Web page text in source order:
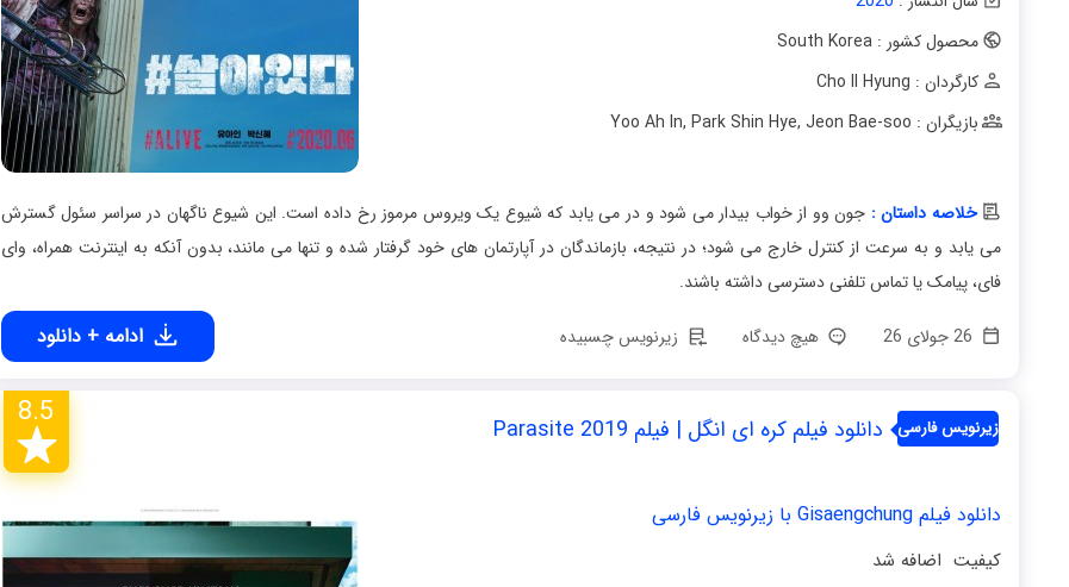
محصول کشور : South Korea
کارگردان : Cho Il Hyung
بازیگران : Yoo Ah In
, Park Shin Hye, Jeon Bae-soo
خلاصه داستان : جون وو از خواب بیدار می شود و در می یابد که شیوع یک ویروس مرموز رخ داده است. این شیوع ناگهان در سراسر سئول گسترش
می یابد و به سرعت از کنترل خارج می شود؛ در نتیجه، بازماندگان در آپارتمان های خود گرفتار شده و تنها می مانند، بدون آنکه به اینترنت همراه، وای
فای، پیامک یا تماس تلفنی دسترسی داشته باشند.
ادامه + دانلود هیچ دیدگاه زیرنویس چسبیده
زیرنویس فارسی دانلود فیلم کره ای انگل | فیلم Parasite 2019 8.5
دانلود فیلم Gisaengchung با زیرنویس فارسی
کیفیت اضافه شد